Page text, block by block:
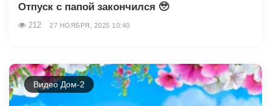
Отпуск с папой закончился 🥹
212 27 НОЯБРЯ, 2025 10:40
Видео Дом-2